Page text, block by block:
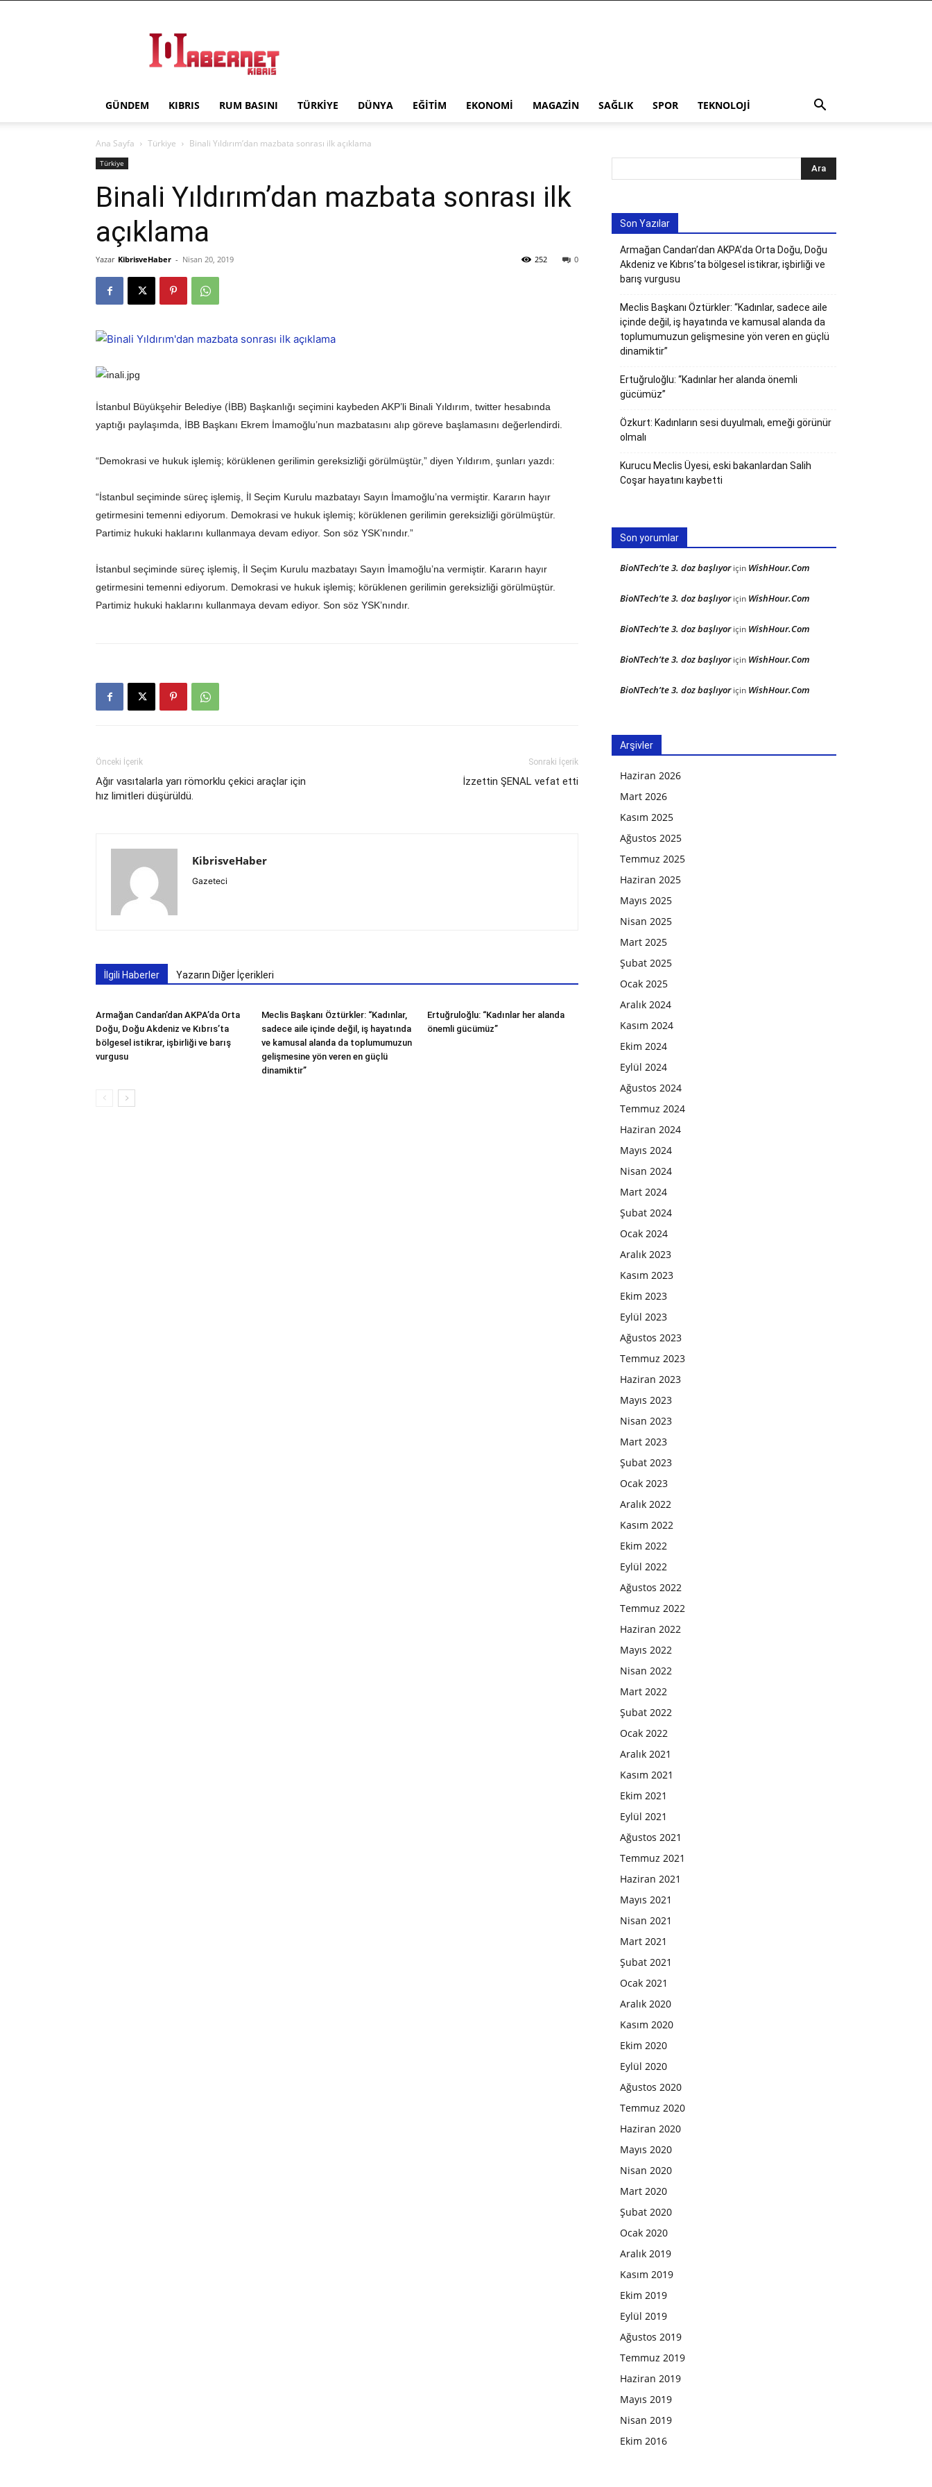
Kıbrıs
GÜNDEM KIBRIS RUM BASINI TÜRKIYE DÜNYA EĞITIM EKONOMI MAGAZIN SAĞLIK SPOR TEKNOLOJI
Ana Sayfa Türkiye Binali Yıldırım’dan mazbata sonrası ilk açıklama
Türkiye
Binali Yıldırım’dan mazbata sonrası ilk
açıklama
Yazar KibrisveHaber - Nisan 20, 2019 0
252
İstanbul Büyükşehir Belediye (İBB) Başkanlığı seçimini kaybeden AKP’li Binali Yıldırım, twitter hesabında
yaptığı paylaşımda, İBB Başkanı Ekrem İmamoğlu’nun mazbatasını alıp göreve başlamasını değerlendirdi.
“Demokrasi ve hukuk işlemiş; körüklenen gerilimin gereksizliği görülmüştür,” diyen Yıldırım, şunları yazdı:
“İstanbul seçiminde süreç işlemiş, İl Seçim Kurulu mazbatayı Sayın İmamoğlu’na vermiştir. Kararın hayır
getirmesini temenni ediyorum. Demokrasi ve hukuk işlemiş; körüklenen gerilimin gereksizliği görülmüştür.
Partimiz hukuki haklarını kullanmaya devam ediyor. Son söz YSK’nındır.”
İstanbul seçiminde süreç işlemiş, İl Seçim Kurulu mazbatayı Sayın İmamoğlu’na vermiştir. Kararın hayır
getirmesini temenni ediyorum. Demokrasi ve hukuk işlemiş; körüklenen gerilimin gereksizliği görülmüştür.
Partimiz hukuki haklarını kullanmaya devam ediyor. Son söz YSK’nındır.
Önceki İçerik
Ağır vasıtalarla yarı römorklu çekici araçlar için
hız limitleri düşürüldü.
Sonraki İçerik
İzzettin ŞENAL vefat etti
KibrisveHaber
Gazeteci
İlgili Haberler Yazarın Diğer İçerikleri
Armağan Candan’dan AKPA’da Orta
Doğu, Doğu Akdeniz ve Kıbrıs’ta
bölgesel istikrar, işbirliği ve barış
vurgusu
Meclis Başkanı Öztürkler: “Kadınlar,
sadece aile içinde değil, iş hayatında
ve kamusal alanda da toplumumuzun
gelişmesine yön veren en güçlü
dinamiktir”
Ertuğruloğlu: “Kadınlar her alanda
önemli gücümüz”
Son Yazılar
Armağan Candan’dan AKPA’da Orta Doğu, Doğu
Akdeniz ve Kıbrıs’ta bölgesel istikrar, işbirliği ve
barış vurgusu
Meclis Başkanı Öztürkler: “Kadınlar, sadece aile
içinde değil, iş hayatında ve kamusal alanda da
toplumumuzun gelişmesine yön veren en güçlü
dinamiktir”
Ertuğruloğlu: “Kadınlar her alanda önemli
gücümüz”
Özkurt: Kadınların sesi duyulmalı, emeği görünür
olmalı
Kurucu Meclis Üyesi, eski bakanlardan Salih
Coşar hayatını kaybetti
Son yorumlar
BioNTech’te 3. doz başlıyoriçin WishHour.Com
BioNTech’te 3. doz başlıyoriçin WishHour.Com
BioNTech’te 3. doz başlıyoriçin WishHour.Com
BioNTech’te 3. doz başlıyoriçin WishHour.Com
BioNTech’te 3. doz başlıyoriçin WishHour.Com
Arşivler
Haziran 2026
Mart 2026
Kasım 2025
Ağustos 2025
Temmuz 2025
Haziran 2025
Mayıs 2025
Nisan 2025
Mart 2025
Şubat 2025
Ocak 2025
Aralık 2024
Kasım 2024
Ekim 2024
Eylül 2024
Ağustos 2024
Temmuz 2024
Haziran 2024
Mayıs 2024
Nisan 2024
Mart 2024
Şubat 2024
Ocak 2024
Aralık 2023
Kasım 2023
Ekim 2023
Eylül 2023
Ağustos 2023
Temmuz 2023
Haziran 2023
Mayıs 2023
Nisan 2023
Mart 2023
Şubat 2023
Ocak 2023
Aralık 2022
Kasım 2022
Ekim 2022
Eylül 2022
Ağustos 2022
Temmuz 2022
Haziran 2022
Mayıs 2022
Nisan 2022
Mart 2022
Şubat 2022
Ocak 2022
Aralık 2021
Kasım 2021
Ekim 2021
Eylül 2021
Ağustos 2021
Temmuz 2021
Haziran 2021
Mayıs 2021
Nisan 2021
Mart 2021
Şubat 2021
Ocak 2021
Aralık 2020
Kasım 2020
Ekim 2020
Eylül 2020
Ağustos 2020
Temmuz 2020
Haziran 2020
Mayıs 2020
Nisan 2020
Mart 2020
Şubat 2020
Ocak 2020
Aralık 2019
Kasım 2019
Ekim 2019
Eylül 2019
Ağustos 2019
Temmuz 2019
Haziran 2019
Mayıs 2019
Nisan 2019
Ekim 2016